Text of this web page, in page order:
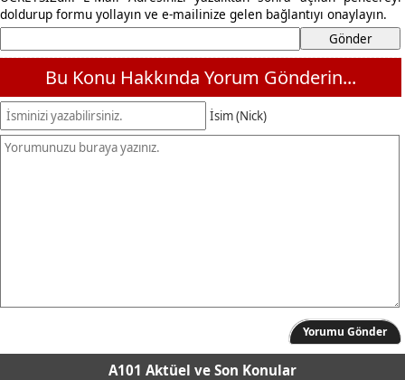
doldurup formu yollayın ve e-mailinize gelen bağlantıyı onaylayın.
Bu Konu Hakkında Yorum Gönderin...
İsim (Nick)
Yorumu Gönder
A101 Aktüel ve Son Konular